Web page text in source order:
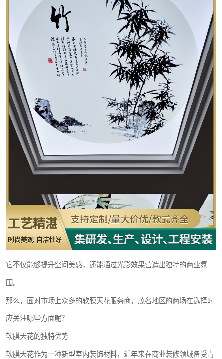
它不仅能够提升空间美感，还能通过光影效果营造出独特的商业氛
围。
那么，面对市场上众多的软膜天花服务商，茂名地区的商场在选择时
应关注哪些方面呢？
软膜天花的独特优势
软膜天花作为一种新型室内装饰材料，近年来在商业装修领域备受青